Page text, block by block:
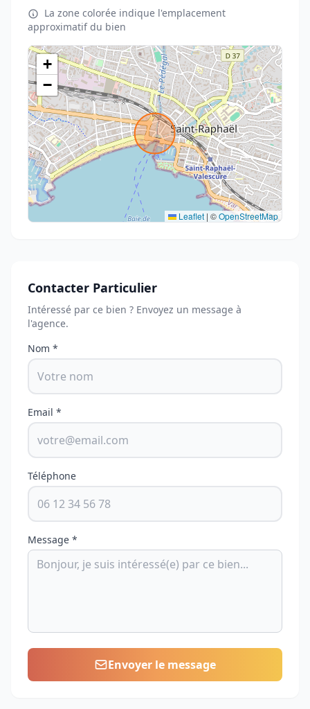
La zone colorée indique l'emplacement
approximatif du bien
+
−
Leaflet | ©OpenStreetMap
Contacter Particulier
Intéressé par ce bien ? Envoyez un message à
l'agence.
Nom *
Email *
Téléphone
Message *
Envoyer le message